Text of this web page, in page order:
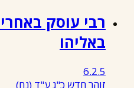
רבי עוסק
באליהו
6.2.5
זוהר חדש כ"ג ע"ד (נח)